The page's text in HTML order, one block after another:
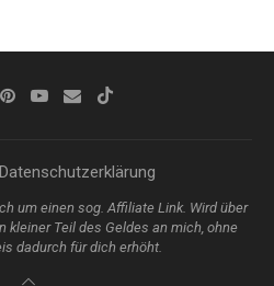
Datenschutzerklärung
um einen sog. Affiliate Link. Wird über
kleiner Teil des Geldes an mich, ohne
dadurch für dich erhöht.